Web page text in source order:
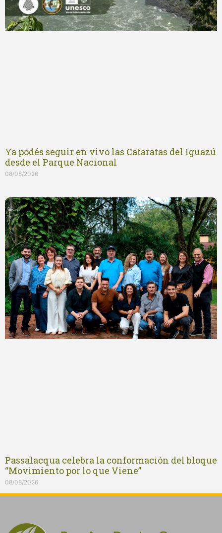
Ya podés seguir en vivo las Cataratas del Iguazú
desde el Parque Nacional
08/08/2026
Passalacqua celebra la conformación del bloque
“Movimiento por lo que Viene”
08/08/2026